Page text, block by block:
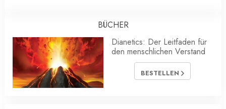
BÜCHER
Dianetics: Der Leitfaden für
den menschlichen Verstand
BESTELLEN